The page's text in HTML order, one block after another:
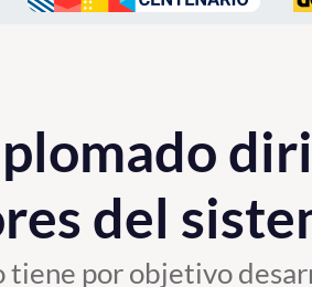
del
tiene por objetivo